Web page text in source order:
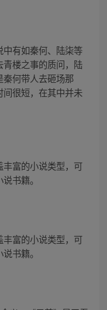
中有如秦何、陆柒等
青楼之事的质问，陆
何带人去砸场那
很短，在其中并未
富的小说类型，可
书籍。
富的小说类型，可
书籍。